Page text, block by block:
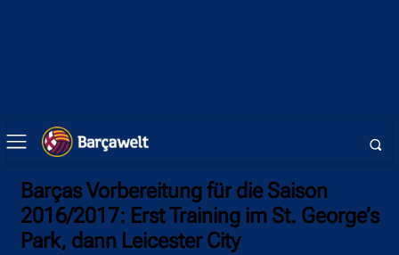
Barças Vorbereitung für die Saison
2016/2017: Erst Training im St. George’s
Park, dann Leicester City